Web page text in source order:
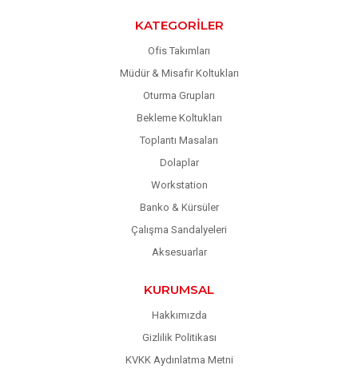
KATEGORILER
Ofis Takımları
Müdür & Misafir Koltukları
Oturma Grupları
Bekleme Koltukları
Toplantı Masaları
Dolaplar
Workstation
Banko & Kürsüler
Çalışma Sandalyeleri
Aksesuarlar
KURUMSAL
Hakkımızda
Gizlilik Politikası
KVKK Aydınlatma Metni